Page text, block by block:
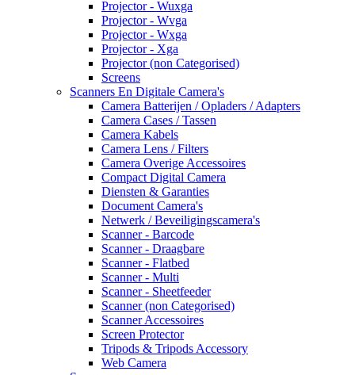
Projector - Wuxga
Projector - Wvga
Projector - Wxga
Projector - Xga
Projector (non Categorised)
Screens
Scanners En Digitale Camera's
Camera Batterijen / Opladers / Adapters
Camera Cases / Tassen
Camera Kabels
Camera Lens / Filters
Camera Overige Accessoires
Compact Digital Camera
Diensten & Garanties
Document Camera's
Netwerk / Beveiligingscamera's
Scanner - Barcode
Scanner - Draagbare
Scanner - Flatbed
Scanner - Multi
Scanner - Sheetfeeder
Scanner (non Categorised)
Scanner Accessoires
Screen Protector
Tripods & Tripods Accessory
Web Camera